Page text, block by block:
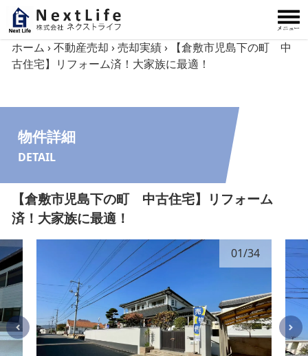
内容をスキップ
ホーム ›不動産売却 ›売却実績›
【倉敷市児島下の町 中
古住宅】リフォーム済！大家族に最適！
物件詳細
DETAIL
【倉敷市児島下の町 中古住宅】リフォーム
済！大家族に最適！
01/34